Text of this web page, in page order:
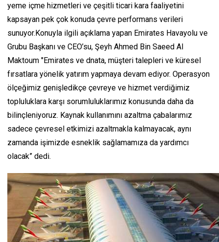
yeme içme hizmetleri ve çeşitli ticari kara faaliyetini
kapsayan pek çok konuda çevre performans verileri
sunuyor.Konuyla ilgili açıklama yapan Emirates Havayolu ve
Grubu Başkanı ve CEO’su, Şeyh Ahmed Bin Saeed Al
Maktoum "Emirates ve dnata, müşteri talepleri ve küresel
fırsatlara yönelik yatırım yapmaya devam ediyor. Operasyon
ölçeğimiz genişledikçe çevreye ve hizmet verdiğimiz
topluluklara karşı sorumluluklarımız konusunda daha da
bilinçleniyoruz. Kaynak kullanımını azaltma çabalarımız
sadece çevresel etkimizi azaltmakla kalmayacak, aynı
zamanda işimizde esneklik sağlamamıza da yardımcı
olacak” dedi.